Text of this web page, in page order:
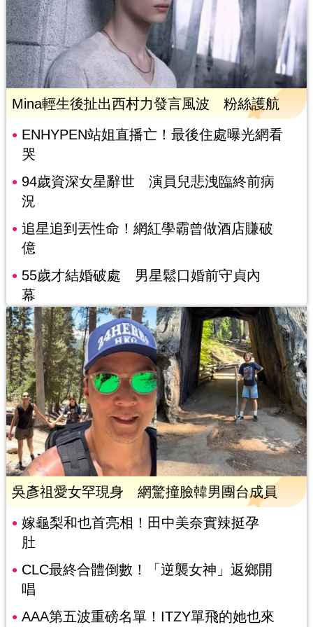
Mina輕生後扯出西村力發言風波 粉絲護航
ENHYPEN站姐直播亡！最後住處曝光網看
哭
94歲資深女星辭世 演員兒悲洩臨終前病
況
追星追到丟性命！網紅學霸曾做酒店賺破
億
55歲才結婚破處 男星鬆口婚前守貞內
幕
吳彥祖愛女罕現身 網驚撞臉韓男團台成員
嫁龜梨和也首亮相！田中美奈實辣挺孕
肚
CLC最終合體倒數！「逆襲女神」返鄉開
唱
AAA第五波重磅名單！ITZY單飛的她也來